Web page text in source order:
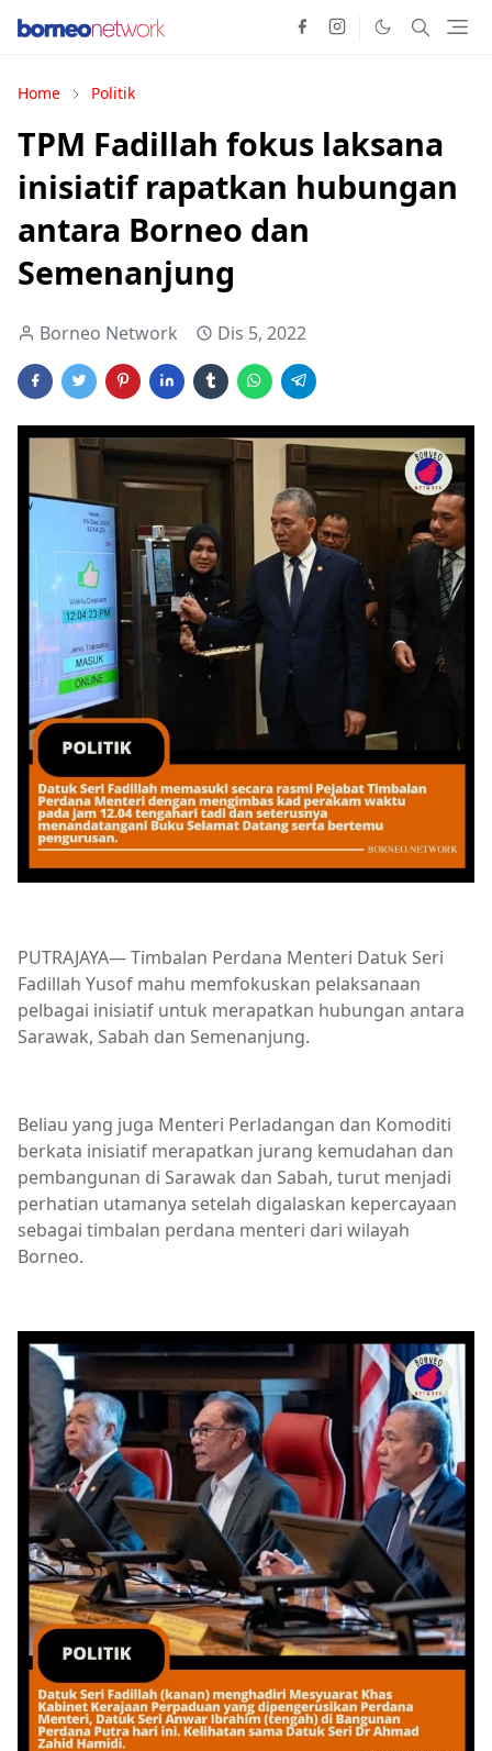
Home Politik
TPM Fadillah fokus laksana
inisiatif rapatkan hubungan
antara Borneo dan
Semenanjung
Borneo Network Dis 5, 2022
PUTRAJAYA— Timbalan Perdana Menteri Datuk Seri
Fadillah Yusof mahu memfokuskan pelaksanaan
pelbagai inisiatif untuk merapatkan hubungan antara
Sarawak, Sabah dan Semenanjung.
Beliau yang juga Menteri Perladangan dan Komoditi
berkata inisiatif merapatkan jurang kemudahan dan
pembangunan di Sarawak dan Sabah, turut menjadi
perhatian utamanya setelah digalaskan kepercayaan
sebagai timbalan perdana menteri dari wilayah
Borneo.